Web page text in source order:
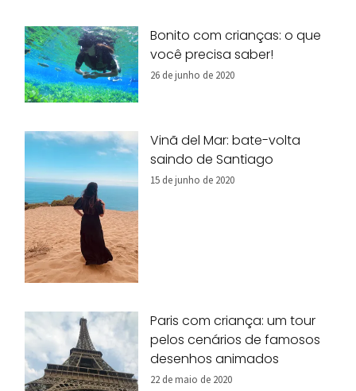
Bonito com crianças: o que
você precisa saber!
26 de junho de 2020
Vinã del Mar: bate-volta
saindo de Santiago
15 de junho de 2020
Paris com criança: um tour
pelos cenários de famosos
desenhos animados
22 de maio de 2020